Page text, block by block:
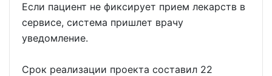
Если пациент не фиксирует прием лекарств в
сервисе, система пришлет врачу
уведомление.
Срок реализации проекта составил 22